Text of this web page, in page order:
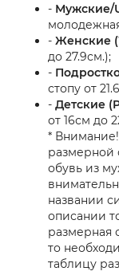
- Мужские/
- Женские
до 27.9см.);
-
стопу от
- Детские
от 16см до
*
размерной
обувь из
названии
описании
размерная
то
таблицу